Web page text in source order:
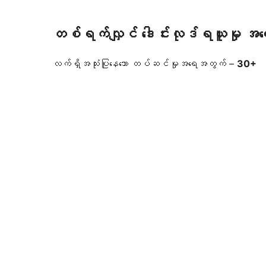
တစ်ရက်လျှင် ဒေါင်းလုဒ်ရယူမှု
လက်ရှိအသုံးပြုနေသော တပ်ဆင်မှုအရေအတွက် – 30+